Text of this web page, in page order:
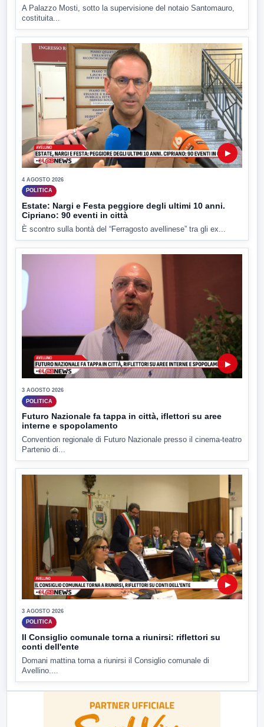
A Palazzo Mosti, sotto la supervisione del notaio Santomauro,
costituita...
▶
4 AGOSTO 2026
POLITICA
Estate: Nargi e Festa peggiore degli ultimi 10 anni.
Cipriano: 90 eventi in città
È scontro sulla bontà del “Ferragosto avellinese” tra gli ex...
▶
3 AGOSTO 2026
POLITICA
Futuro Nazionale fa tappa in città, iflettori su aree
interne e spopolamento
Convention regionale di Futuro Nazionale presso il cinema-teatro
Partenio di...
▶
3 AGOSTO 2026
POLITICA
Il Consiglio comunale torna a riunirsi: riflettori su
conti dell'ente
Domani mattina torna a riunirsi il Consiglio comunale di
Avellino....